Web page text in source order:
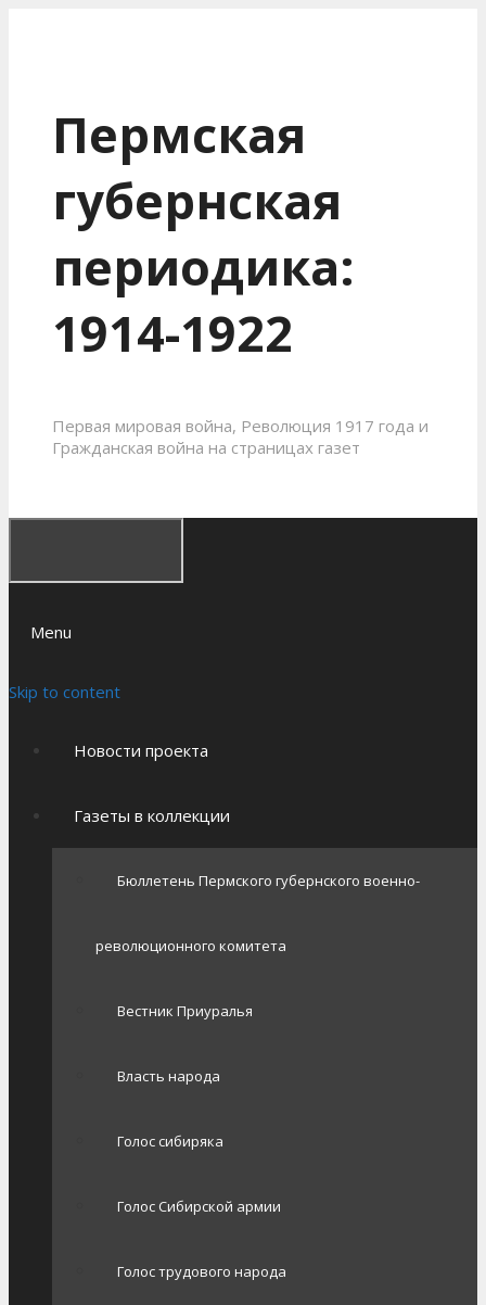
Пермская
губернская
периодика:
1914-1922
Первая мировая война, Революция 1917 года и
Гражданская война на страницах газет
Menu
Skip to content
Новости проекта
Газеты в коллекции
Бюллетень Пермского губернского военно-
революционного комитета
Вестник Приуралья
Власть народа
Голос сибиряка
Голос Сибирской армии
Голос трудового народа